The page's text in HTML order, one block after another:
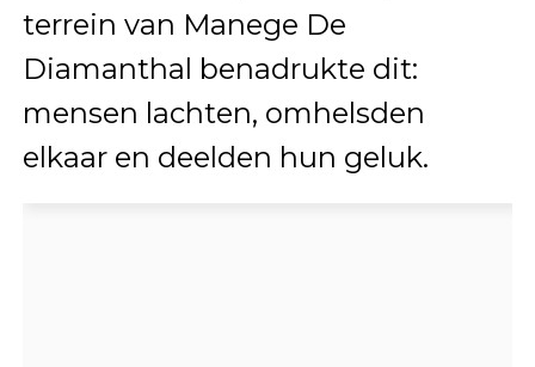
terrein van Manege De
Diamanthal benadrukte dit:
mensen lachten, omhelsden
elkaar en deelden hun geluk.